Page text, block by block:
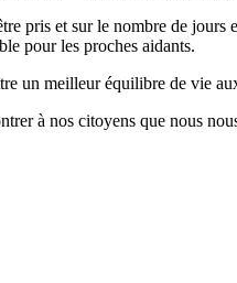
pris et sur le nombre de jours
pour les proches aidants.
un meilleur équilibre de vie
à nos citoyens que nous